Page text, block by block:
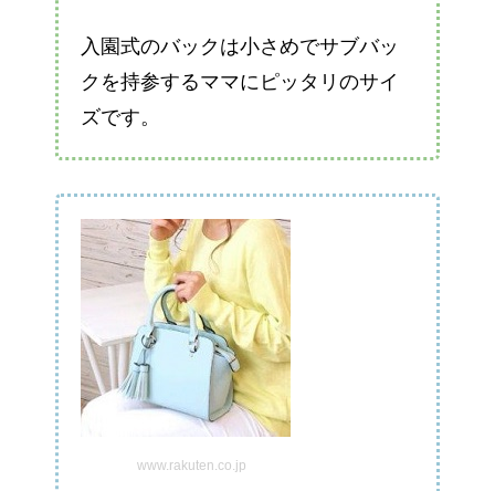
入園式のバックは小さめでサブバッ
クを持参するママにピッタリのサイ
ズです。
www.rakuten.co.jp